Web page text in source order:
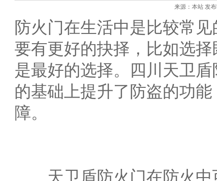
来源：本站 发
防火门在生活中是比较常
要有更好的抉择，比如选
是最好的选择。四川天卫
的基础上提升了防盗的功
障。
天卫盾防火门在防火中